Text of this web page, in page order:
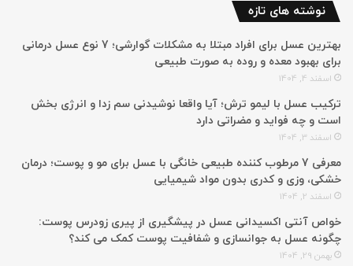
نوشته های تازه
بهترین عسل برای افراد مبتلا به مشکلات گوارشی؛ 7 نوع عسل درمانی
برای بهبود معده و روده به صورت طبیعی
اسفند 4, 1404
ترکیب عسل با لیمو ترش؛ آیا واقعا نوشیدنی سم زدا و انرژی بخش
است و چه فواید و مضراتی دارد
اسفند 3, 1404
معرفی 7 مرطوب کننده طبیعی خانگی با عسل برای مو و پوست؛ درمان
خشکی، وزی و کدری بدون مواد شیمیایی
اسفند 2, 1404
خواص آنتی اکسیدانی عسل در پیشگیری از پیری زودرس پوست:
چگونه عسل به جوانسازی و شفافیت پوست کمک می کند؟
بهمن 29, 1404